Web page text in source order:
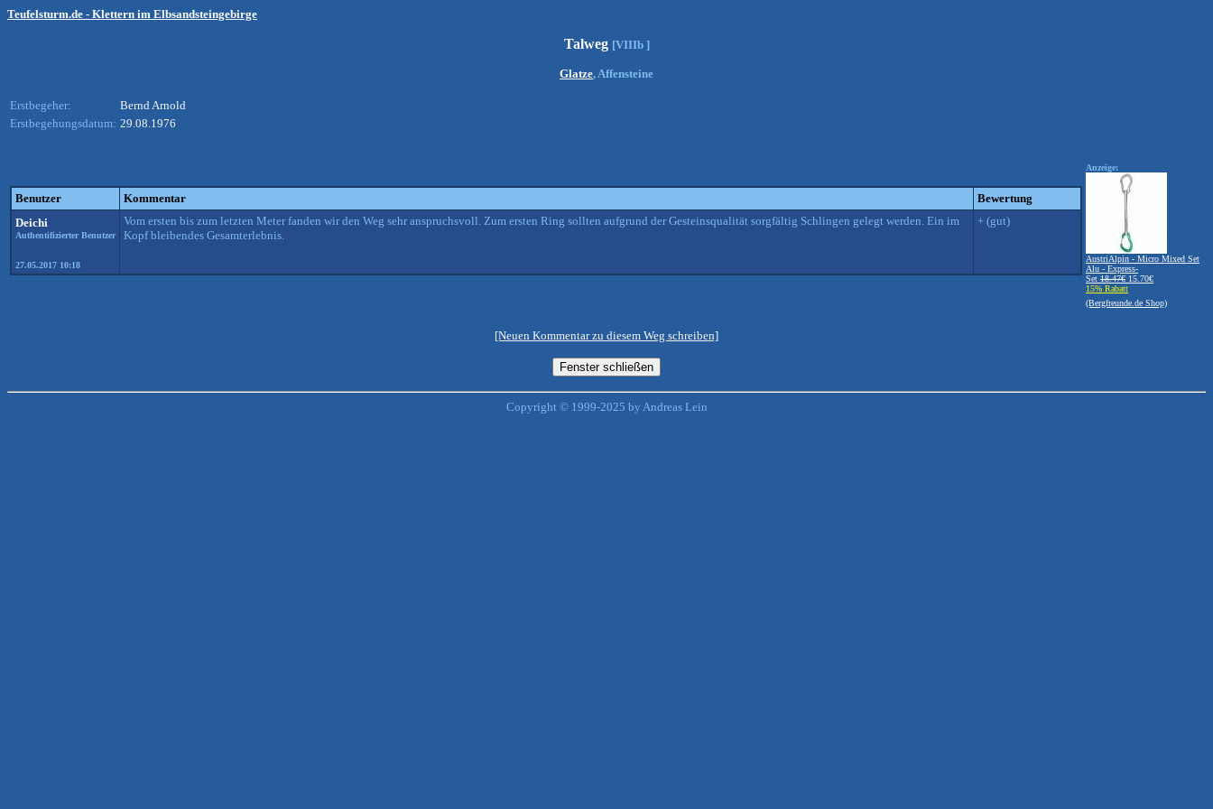
Teufelsturm.de - Klettern im Elbsandsteingebirge
Talweg [VIIIb ]
Glatze, Affensteine
Erstbegeher:
Bernd Arnold
Erstbegehungsdatum: 29.08.1976
Benutzer Kommentar
Bewertung
Deichi
Authentifizierter Benutzer
27.05.2017 10:18
Vom ersten bis zum letzten Meter fanden wir den Weg sehr anspruchsvoll. Zum ersten Ring sollten aufgrund der Gesteinsqualität sorgfältig Schlingen gelegt werden. Ein im
Kopf bleibendes Gesamterlebnis.
+ (gut)
Anzeige:
AustriAlpin - Micro Mixed Set
Alu - Express-
Set 18.47€ 15.70€
15% Rabatt
(Bergfreunde.de Shop)
[Neuen Kommentar zu diesem Weg schreiben]
Copyright © 1999-2025 by Andreas Lein